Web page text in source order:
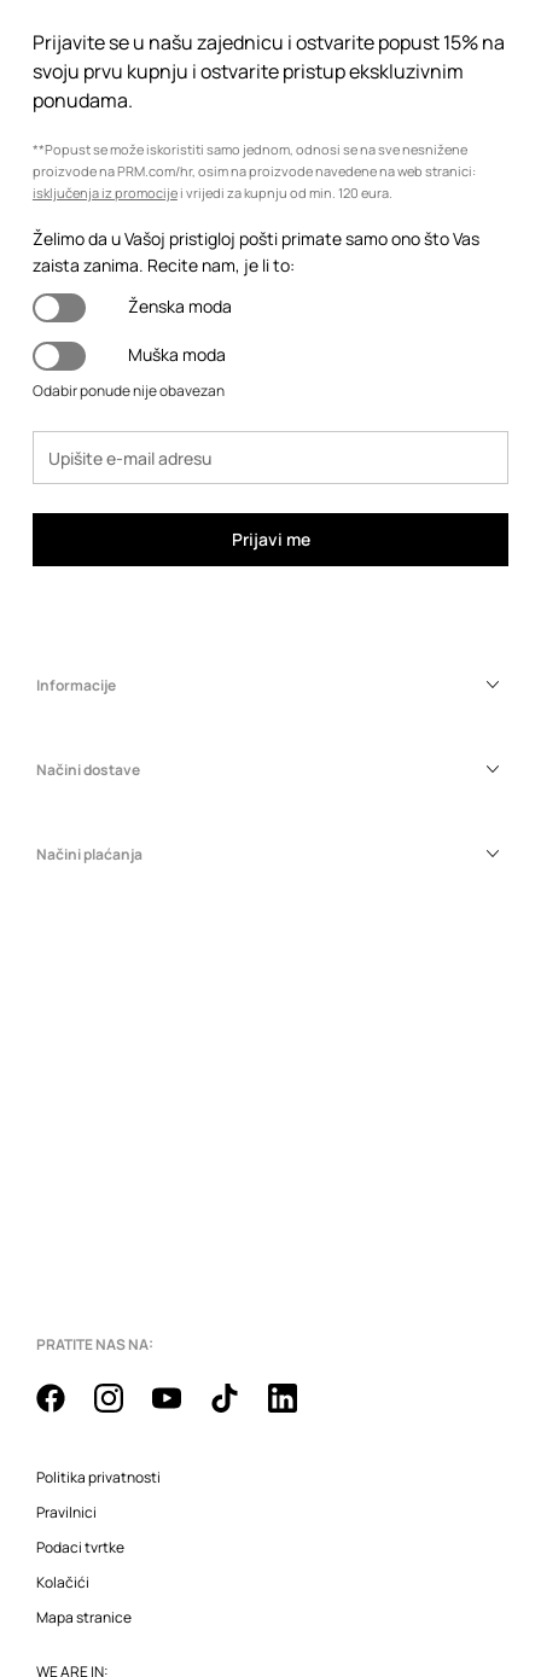
Prijavite se u našu zajednicu i ostvarite popust 15% na
svoju prvu kupnju i ostvarite pristup ekskluzivnim
ponudama.
**Popust se može iskoristiti samo jednom, odnosi se na sve nesnižene
proizvode na PRM.com/hr, osim na proizvode navedene na web stranici:
isključenja iz promocijei vrijedi za kupnju od min. 120 eura.
Želimo da u Vašoj pristigloj pošti primate samo ono što Vas
zaista zanima. Recite nam, je li to:
Ženska moda
Muška moda
Odabir ponude nije obavezan
Prijavi me
Informacije
Načini dostave
Načini plaćanja
PRATITE NAS NA:
Politika privatnosti
Pravilnici
Podaci tvrtke
Kolačići
Mapa stranice
WE ARE IN: